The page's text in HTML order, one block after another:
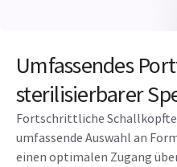
Umfassendes
sterilisierbarer
Fortschrittliche
umfassende Auswahl an
einen optimalen Zugang